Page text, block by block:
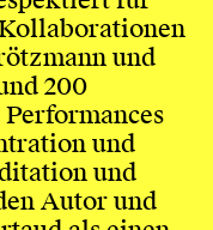
und
200
und
und
Autor und